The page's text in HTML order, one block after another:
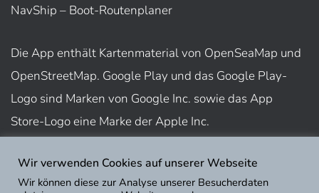
NavShip – Boot-Routenplaner
Die App enthält Kartenmaterial von OpenSeaMap und
OpenStreetMap. Google Play und das Google Play-
Logo sind Marken von Google Inc. sowie das App
Store-Logo eine Marke der Apple Inc.
Nutzungsbedingungen
Impressum
Wir verwenden Cookies auf unserer Webseite
Wir können diese zur Analyse unserer Besucherdaten